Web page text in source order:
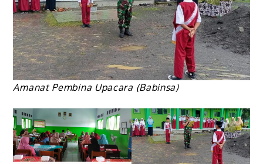
Amanat Pembina Upacara (Babinsa)